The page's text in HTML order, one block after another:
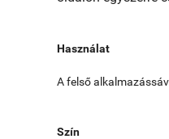
Használat
A felső
Szín